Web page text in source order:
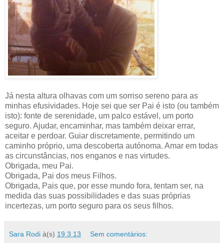
Já nesta altura olhavas com um sorriso sereno para as
minhas efusividades. Hoje sei que ser Pai é isto (ou também
isto): fonte de serenidade, um palco estável, um porto
seguro. Ajudar, encaminhar, mas também deixar errar,
aceitar e perdoar. Guiar discretamente, permitindo um
caminho próprio, uma descoberta autónoma. Amar em todas
as circunstâncias, nos enganos e nas virtudes.
Obrigada, meu Pai.
Obrigada, Pai dos meus Filhos.
Obrigada, Pais que, por esse mundo fora, tentam ser, na
medida das suas possibilidades e das suas próprias
incertezas, um porto seguro para os seus filhos.
Sara Rodi à(s) 19.3.13 Sem comentários: